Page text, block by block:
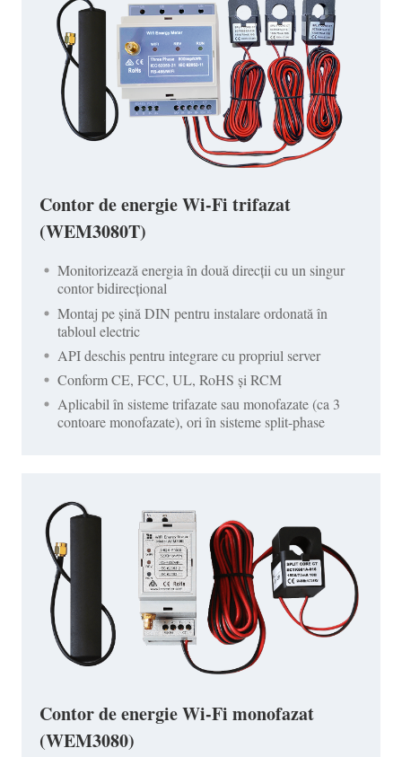
Contor de energie Wi-Fi trifazat
(WEM3080T)
Monitorizează energia în două direcții cu un singur
contor bidirecțional
Montaj pe șină DIN pentru instalare ordonată în
tabloul electric
API deschis pentru integrare cu propriul server
Conform CE, FCC, UL, RoHS și RCM
Aplicabil în sisteme trifazate sau monofazate (ca 3
contoare monofazate), ori în sisteme split-phase
Contor de energie Wi-Fi monofazat
(WEM3080)